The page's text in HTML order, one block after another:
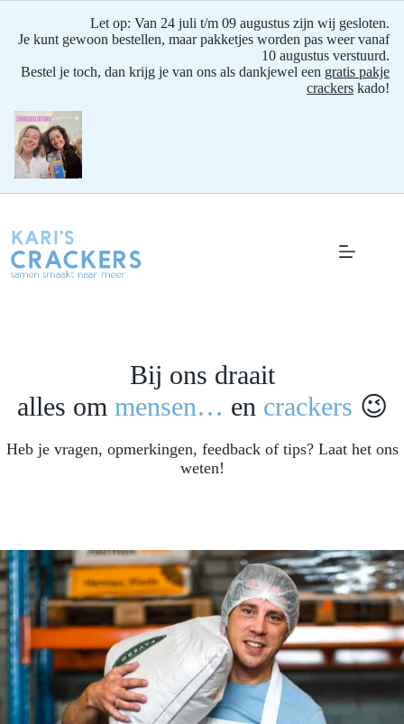
Let op: Van 24 juli t/m 09 augustus zijn wij gesloten.
Je kunt gewoon bestellen, maar pakketjes worden pas weer vanaf
10 augustus verstuurd.
Bestel je toch, dan krijg je van ons als dankjewel een gratis pakje
crackers kado!
naar
de
inhoud
Bij ons draait
alles om mensen… en crackers 😉
Heb je vragen, opmerkingen, feedback of tips? Laat het ons
weten!